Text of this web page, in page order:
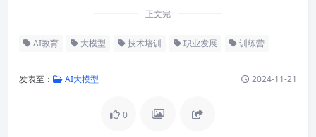
正文完
AI教育 大模型 技术培训 职业发展 训练营
发表至： AI大模型 2024-11-21
0